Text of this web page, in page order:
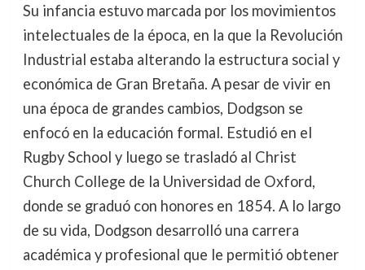
Su infancia estuvo marcada por los movimientos
intelectuales de la época, en la que la Revolución
Industrial estaba alterando la estructura social y
económica de Gran Bretaña. A pesar de vivir en
una época de grandes cambios, Dodgson se
enfocó en la educación formal. Estudió en el
Rugby School y luego se trasladó al Christ
Church College de la Universidad de Oxford,
donde se graduó con honores en 1854. A lo largo
de su vida, Dodgson desarrolló una carrera
académica y profesional que le permitió obtener